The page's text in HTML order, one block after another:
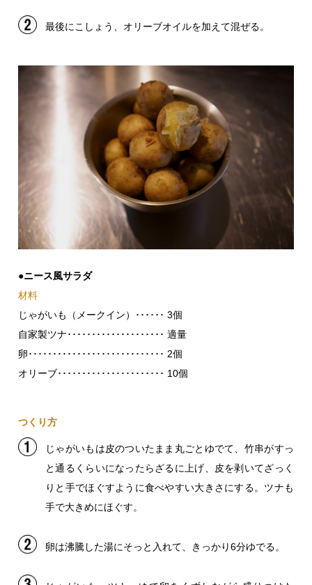
最後にこしょう、オリーブオイルを加えて混ぜる。
●ニース風サラダ
材料
じゃがいも（メークイン）･･････ 3個
自家製ツナ････････････････････ 適量
卵････････････････････････････ 2個
オリーブ･･････････････････････ 10個
つくり方
じゃがいもは皮のついたまま丸ごとゆでて、竹串がすっ
と通るくらいになったらざるに上げ、皮を剥いてざっく
りと手でほぐすように食べやすい大きさにする。ツナも
手で大きめにほぐす。
卵は沸騰した湯にそっと入れて、きっかり6分ゆでる。